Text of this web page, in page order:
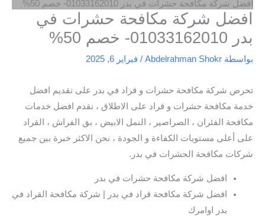
افضل شركة مكافحة حشرات في بدر 01033162010- خصم 50%
افضل شركة مكافحة حشرات في
بدر 01033162010- خصم 50%
بواسطة Abdelrahman Shokr
/ فبراير 6, 2025
تحرص شركة مكافحة حشرات و قراد في بدر على تقديم افضل
خدمة مكافحة حشرات و قراد على الاطلاق ، نقدم افضل خدمات
مكافحة الفئران ، الصراصير ، النمل الابيض ، بق الفراش ، القراد
على أعلى مستويات الكفاءة و الجودة ، نحن الاكثر خبرة بين جميع
شركات مكافحة الحشرات في بدر.
افضل شركة مكافحة حشرات في بدر
افضل شركة مكافحة قراد في بدر | شركة مكافحة القراد في
بدر اوامرك